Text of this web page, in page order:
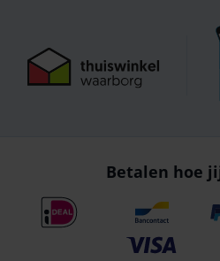
Betalen hoe